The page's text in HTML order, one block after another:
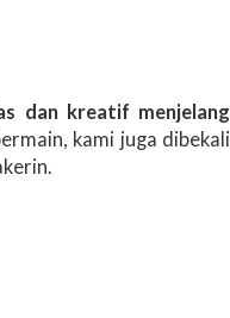
dan kreatif menjelang
kami juga dibekali